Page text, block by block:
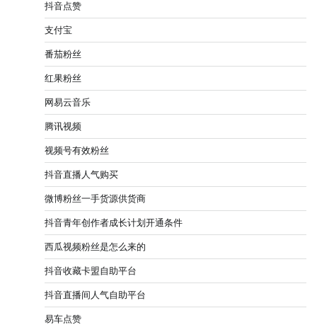
抖音点赞
支付宝
番茄粉丝
红果粉丝
网易云音乐
腾讯视频
视频号有效粉丝
抖音直播人气购买
微博粉丝一手货源供货商
抖音青年创作者成长计划开通条件
西瓜视频粉丝是怎么来的
抖音收藏卡盟自助平台
抖音直播间人气自助平台
易车点赞